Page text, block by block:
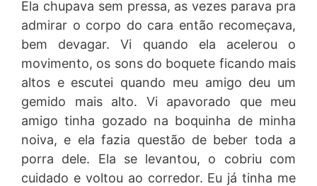
Ela chupava sem pressa, as vezes parava pra
admirar o corpo do cara então recomeçava,
bem devagar. Vi quando ela acelerou o
movimento, os sons do boquete ficando mais
altos e escutei quando meu amigo deu um
gemido mais alto. Vi apavorado que meu
amigo tinha gozado na boquinha de minha
noiva, e ela fazia questão de beber toda a
porra dele. Ela se levantou, o cobriu com
cuidado e voltou ao corredor. Eu já tinha me